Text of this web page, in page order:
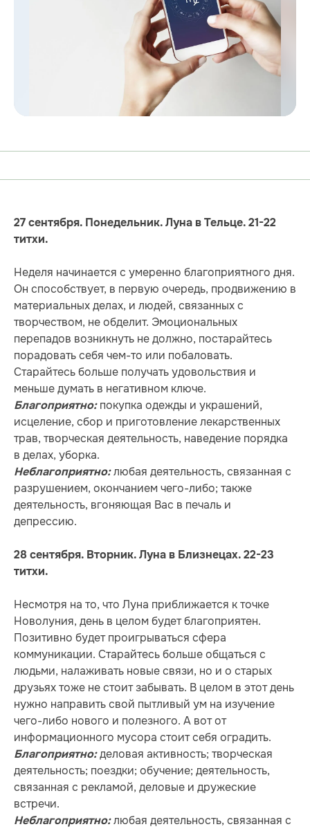
27 сентября. Понедельник. Луна в Тельце. 21-22
титхи.
Неделя начинается с умеренно благоприятного дня.
Он способствует, в первую очередь, продвижению в
материальных делах, и людей, связанных с
творчеством, не обделит. Эмоциональных
перепадов возникнуть не должно, постарайтесь
порадовать себя чем-то или побаловать.
Старайтесь больше получать удовольствия и
меньше думать в негативном ключе.
Благоприятно:покупка одежды и украшений,
исцеление, сбор и приготовление лекарственных
трав, творческая деятельность, наведение порядка
в делах, уборка.
Неблагоприятно:любая деятельность, связанная с
разрушением, окончанием чего-либо; также
деятельность, вгоняющая Вас в печаль и
депрессию.
28 сентября. Вторник. Луна в Близнецах. 22-23
титхи.
Несмотря на то, что Луна приближается к точке
Новолуния, день в целом будет благоприятен.
Позитивно будет проигрываться сфера
коммуникации. Старайтесь больше общаться с
людьми, налаживать новые связи, но и о старых
друзьях тоже не стоит забывать. В целом в этот день
нужно направить свой пытливый ум на изучение
чего-либо нового и полезного. А вот от
информационного мусора стоит себя оградить.
Благоприятно:деловая активность; творческая
деятельность; поездки; обучение; деятельность,
связанная с рекламой, деловые и дружеские
встречи.
Неблагоприятно:любая деятельность, связанная с